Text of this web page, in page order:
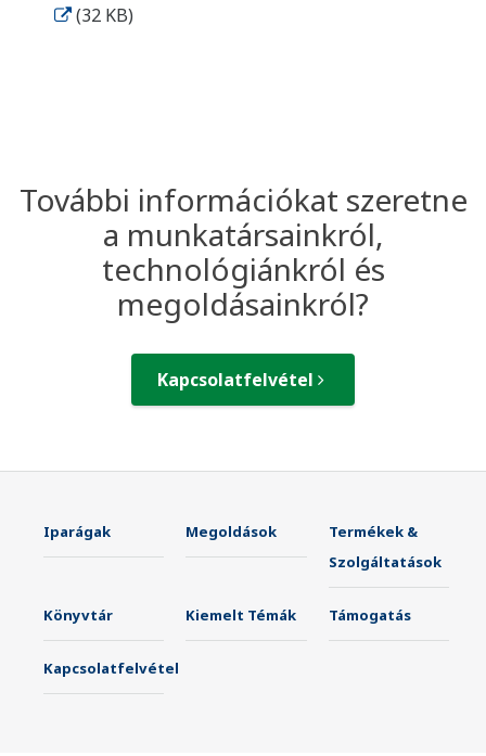
(32 KB)
További információkat szeretne
a munkatársainkról,
technológiánkról és
megoldásainkról?
Kapcsolatfelvétel
Iparágak Megoldások
Termékek &
Szolgáltatások
Könyvtár Kiemelt Témák Támogatás
Kapcsolatfelvétel